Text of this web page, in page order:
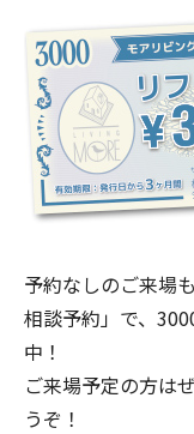
予約なしのご来場
相談予約」で、
中！
ご来場予定の方は
うぞ！